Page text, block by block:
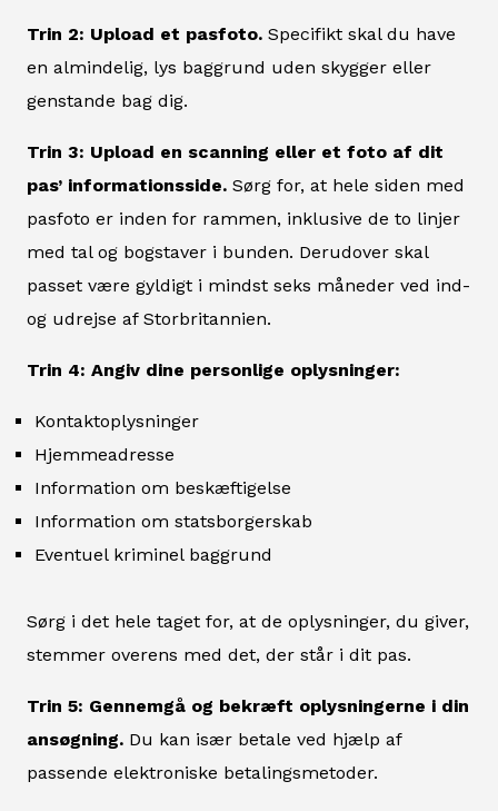
Trin 2: Upload et pasfoto. Specifikt skal du have
en almindelig, lys baggrund uden skygger eller
genstande bag dig.
Trin 3: Upload en scanning eller et foto af dit
pas’ informationsside. Sørg for, at hele siden med
pasfoto er inden for rammen, inklusive de to linjer
med tal og bogstaver i bunden. Derudover skal
passet være gyldigt i mindst seks måneder ved ind-
og udrejse af Storbritannien.
Trin 4: Angiv dine personlige oplysninger:
Kontaktoplysninger
Hjemmeadresse
Information om beskæftigelse
Information om statsborgerskab
Eventuel kriminel baggrund
Sørg i det hele taget for, at de oplysninger, du giver,
stemmer overens med det, der står i dit pas.
Trin 5: Gennemgå og bekræft oplysningerne i din
ansøgning. Du kan især betale ved hjælp af
passende elektroniske betalingsmetoder.